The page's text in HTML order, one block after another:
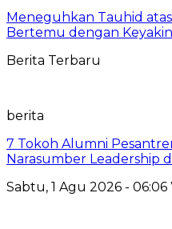
Meneguhkan Tauhid
Bertemu dengan
Berita Terbaru
berita
7 Tokoh Alumni
Narasumber Leadership
Sabtu, 1 Agu 2026 - 06:06